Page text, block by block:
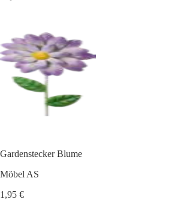
Gardenstecker Blume
Möbel AS
1,95 €